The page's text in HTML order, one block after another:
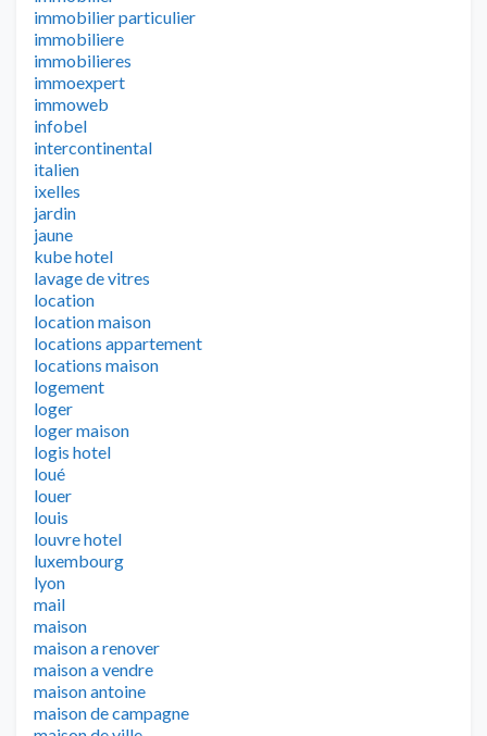
immobilier particulier
immobiliere
immobilieres
immoexpert
immoweb
infobel
intercontinental
italien
ixelles
jardin
jaune
kube hotel
lavage de vitres
location
location maison
locations appartement
locations maison
logement
loger
loger maison
logis hotel
loué
louer
louis
louvre hotel
luxembourg
lyon
mail
maison
maison a renover
maison a vendre
maison antoine
maison de campagne